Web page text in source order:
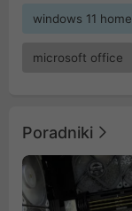
windows 11 home
microsoft office
Poradniki